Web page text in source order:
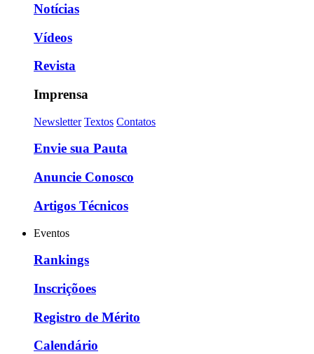
Notícias
Vídeos
Revista
Imprensa
Newsletter Textos Contatos
Envie sua Pauta
Anuncie Conosco
Artigos Técnicos
Eventos
Rankings
Inscriçõoes
Registro de Mérito
Calendário